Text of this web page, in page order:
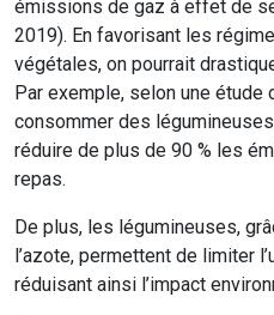
émissions de gaz à effet de
2019). En favorisant les
végétales, on pourrait
Par exemple, selon une étude
consommer des
réduire de plus de 90 % les
repas.
De plus, les légumineuses,
l’azote, permettent de limiter
réduisant ainsi l’impact